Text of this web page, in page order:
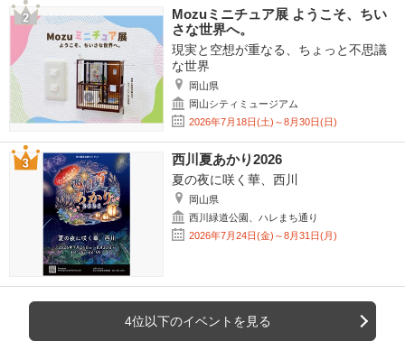
Mozuミニチュア展 ようこそ、ちい
さな世界へ。
現実と空想が重なる、ちょっと不思議
な世界
岡山県
岡山シティミュージアム
2026年7月18日(土)～8月30日(日)
西川夏あかり2026
夏の夜に咲く華、西川
岡山県
西川緑道公園、ハレまち通り
2026年7月24日(金)～8月31日(月)
4位以下のイベントを見る